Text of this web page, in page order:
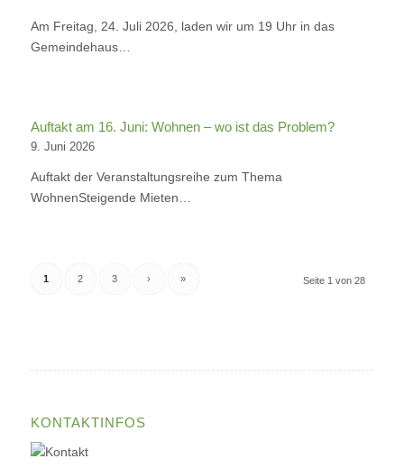
Am Freitag, 24. Juli 2026, laden wir um 19 Uhr in das
Gemeindehaus…
Auftakt am 16. Juni: Wohnen – wo ist das Problem?
9. Juni 2026
Auftakt der Veranstaltungsreihe zum Thema
WohnenSteigende Mieten…
Seite 1 von 28
1 2 3 › »
KONTAKTINFOS